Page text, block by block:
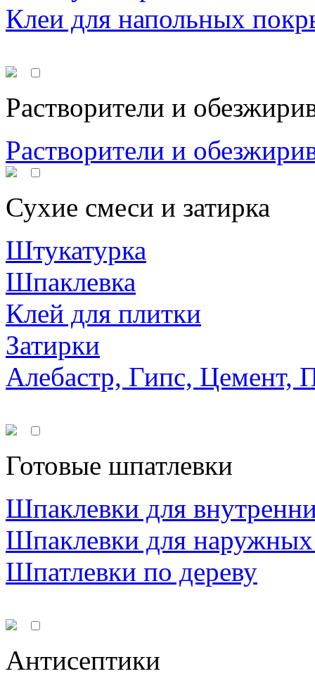
Клеи для напольных
Растворители и
Растворители и
Сухие смеси и затирка
Штукатурка
Шпаклевка
Клей для плитки
Затирки
Алебастр, Гипс, Цемент,
Готовые шпатлевки
Шпаклевки для
Шпаклевки для наружных
Шпатлевки по дереву
Антисептики